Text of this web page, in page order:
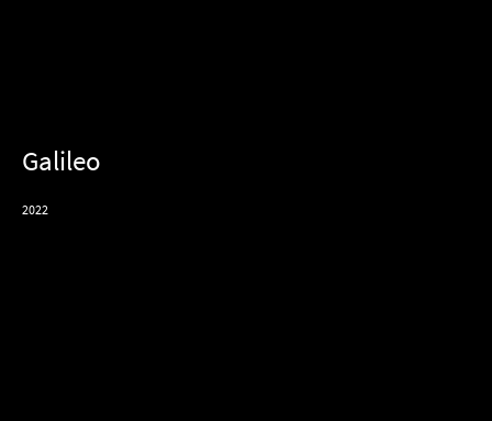
Galileo
2022